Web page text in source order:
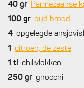
40 gr Parmezaanse
100 gr oud brood
4 opgelegde
1
citroen, de zeste
1 tl
chilivlokken
250 gr gnocchi